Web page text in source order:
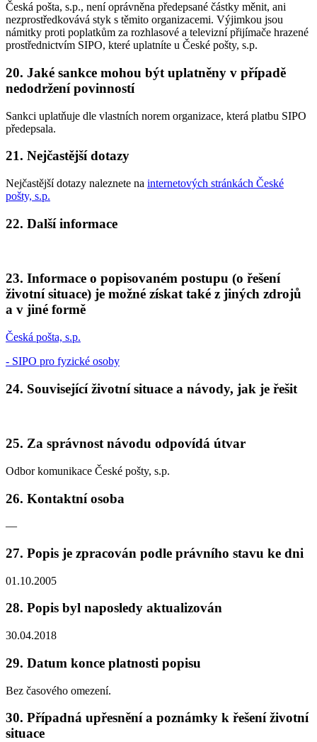
Česká pošta, s.p., není oprávněna předepsané částky měnit, ani
nezprostředkovává styk s těmito organizacemi. Výjimkou jsou
námitky proti poplatkům za rozhlasové a televizní přijímače hrazené
prostřednictvím SIPO, které uplatníte u České pošty, s.p.
20. Jaké sankce mohou být uplatněny v případě
nedodržení povinností
Sankci uplatňuje dle vlastních norem organizace, která platbu SIPO
předepsala.
21. Nejčastější dotazy
Nejčastější dotazy naleznete na internetových stránkách České
pošty, s.p.
22. Další informace
23. Informace o popisovaném postupu (o řešení
životní situace) je možné získat také z jiných zdrojů
a v jiné formě
Česká pošta, s.p.
- SIPO pro fyzické osoby
24. Související životní situace a návody, jak je řešit
25. Za správnost návodu odpovídá útvar
Odbor komunikace České pošty, s.p.
26. Kontaktní osoba
—
27. Popis je zpracován podle právního stavu ke dni
01.10.2005
28. Popis byl naposledy aktualizován
30.04.2018
29. Datum konce platnosti popisu
Bez časového omezení.
30. Případná upřesnění a poznámky k řešení životní
situace